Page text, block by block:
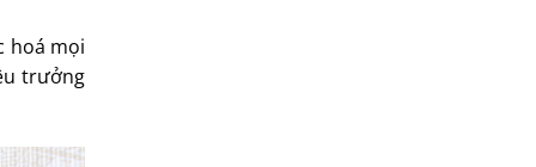
hoá mọi
trưởng